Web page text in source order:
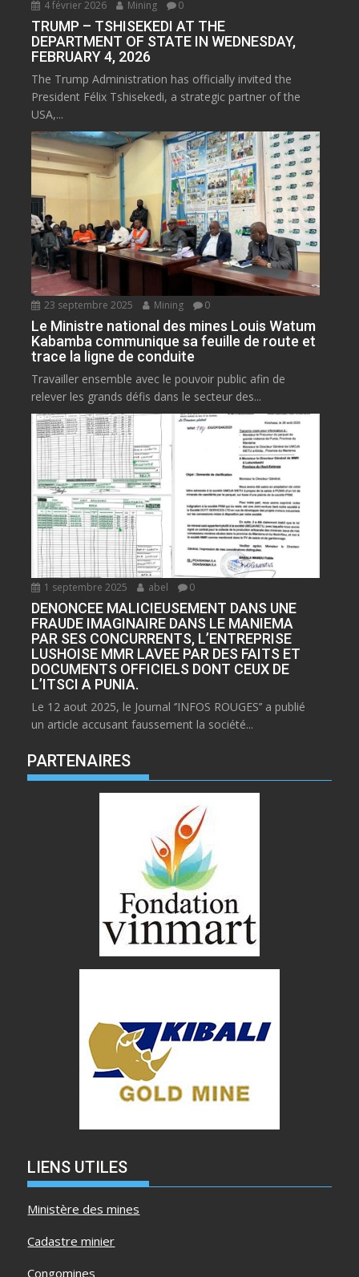
4 février 2026 Mining 0
TRUMP – TSHISEKEDI AT THE
DEPARTMENT OF STATE IN WEDNESDAY,
FEBRUARY 4, 2026
The Trump Administration has officially invited the
President Félix Tshisekedi, a strategic partner of the
USA,...
23 septembre 2025 Mining 0
Le Ministre national des mines Louis Watum
Kabamba communique sa feuille de route et
trace la ligne de conduite
Travailler ensemble avec le pouvoir public afin de
relever les grands défis dans le secteur des...
1 septembre 2025 abel 0
DENONCEE MALICIEUSEMENT DANS UNE
FRAUDE IMAGINAIRE DANS LE MANIEMA
PAR SES CONCURRENTS, L’ENTREPRISE
LUSHOISE MMR LAVEE PAR DES FAITS ET
DOCUMENTS OFFICIELS DONT CEUX DE
L’ITSCI A PUNIA.
Le 12 aout 2025, le Journal ‘’INFOS ROUGES’’ a publié
un article accusant faussement la société...
PARTENAIRES
LIENS UTILES
Ministère des mines
Cadastre minier
Congomines